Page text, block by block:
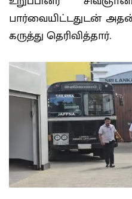
பார்வையிட்டதுடன்
கருத்து தெரிவித்தார்.